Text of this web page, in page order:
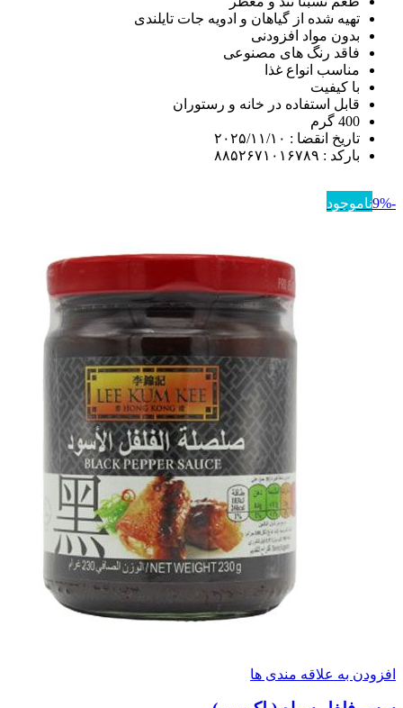
تهیه شده از گیاهان و ادویه جات تایلندی
بدون مواد افزودنی
فاقد رنگ های مصنوعی
مناسب انواع غذا
با کیفیت
قابل استفاده در خانه و رستوران
400 گرم
تاریخ انقضا : ۲۰۲۵/۱۱/۱۰
بارکد : ۸۸۵۲۶۷۱۰۱۶۷۸۹
-9% ناموجود
افزودن به علاقه مندی ها